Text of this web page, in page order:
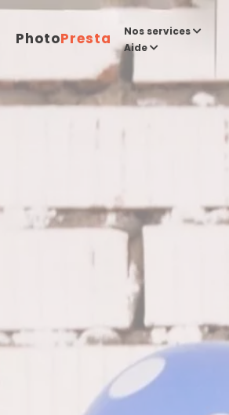
PhotoPresta Nos services
Aide